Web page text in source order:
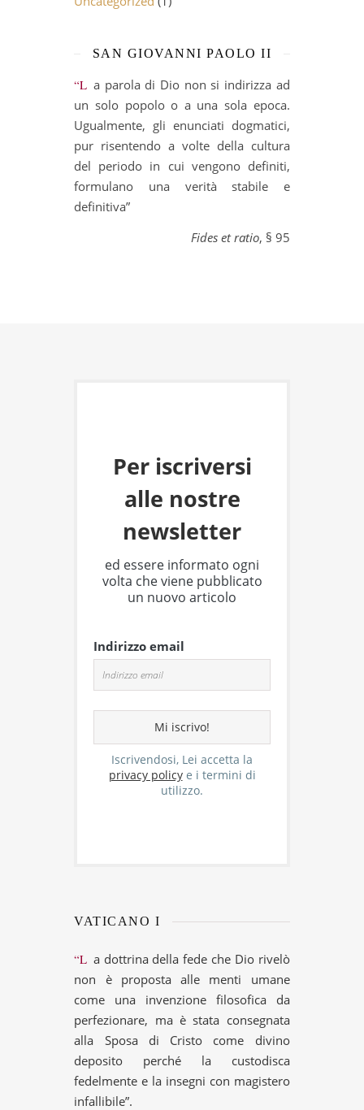
SAN GIOVANNI PAOLO II
“La parola di Dio non si indirizza ad
un solo popolo o a una sola epoca.
Ugualmente, gli enunciati dogmatici,
pur risentendo a volte della cultura
del periodo in cui vengono definiti,
formulano una verità stabile e
definitiva”
Fides et ratio, § 95
Per iscriversi
alle nostre
newsletter
ed essere informato ogni
volta che viene pubblicato
un nuovo articolo
Indirizzo email
Iscrivendosi, Lei accetta la
privacy policye i termini di
utilizzo.
VATICANO I
“La dottrina della fede che Dio rivelò
non è proposta alle menti umane
come una invenzione filosofica da
perfezionare, ma è stata consegnata
alla Sposa di Cristo come divino
deposito perché la custodisca
fedelmente e la insegni con magistero
infallibile”.